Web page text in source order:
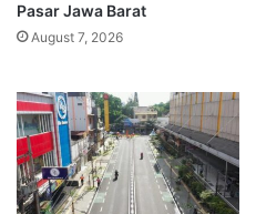
Pasar Jawa Barat
August 7, 2026